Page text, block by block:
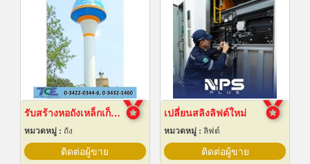
รับสร้างหอถังเหล็กเก็บน้ำ
หมวดหมู่ : ถัง
ติดต่อผู้ขาย
เปลี่ยนสลิงลิฟต์ใหม่
หมวดหมู่ : ลิฟต์
ติดต่อผู้ขาย